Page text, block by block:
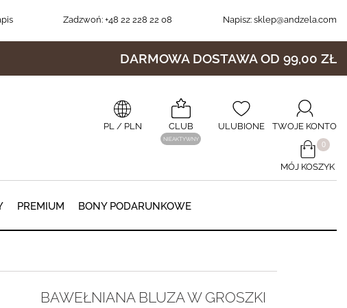
Zadzwoń: +48 22 228 22 08 Napisz: sklep@andzela.com
DARMOWA DOSTAWA OD 99,00 ZŁ
PL/ PLN CLUB
NIEAKTYWNY
ULUBIONE TWOJE KONTO
​0
MÓJ KOSZYK
PREMIUM BONY PODARUNKOWE
BAWEŁNIANA BLUZA W GROSZKI